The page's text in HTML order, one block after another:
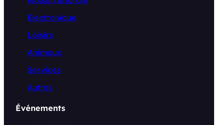
Electronique
Loisirs
Animaux
Services
Autres
Événements